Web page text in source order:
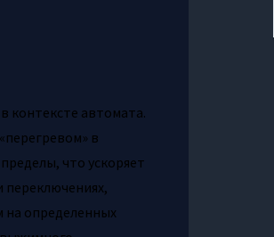
контексте автомата.
в
что ускоряет
переключениях,
на определенных